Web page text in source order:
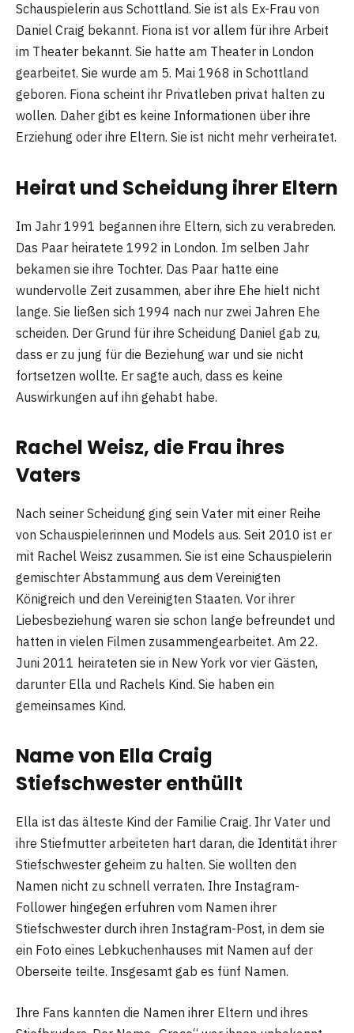
Schauspielerin aus Schottland. Sie ist als Ex-Frau von
Daniel Craig bekannt. Fiona ist vor allem für ihre Arbeit
im Theater bekannt. Sie hatte am Theater in London
gearbeitet. Sie wurde am 5. Mai 1968 in Schottland
geboren. Fiona scheint ihr Privatleben privat halten zu
wollen. Daher gibt es keine Informationen über ihre
Erziehung oder ihre Eltern. Sie ist nicht mehr verheiratet.
Heirat und Scheidung ihrer Eltern
Im Jahr 1991 begannen ihre Eltern, sich zu verabreden.
Das Paar heiratete 1992 in London. Im selben Jahr
bekamen sie ihre Tochter. Das Paar hatte eine
wundervolle Zeit zusammen, aber ihre Ehe hielt nicht
lange. Sie ließen sich 1994 nach nur zwei Jahren Ehe
scheiden. Der Grund für ihre Scheidung Daniel gab zu,
dass er zu jung für die Beziehung war und sie nicht
fortsetzen wollte. Er sagte auch, dass es keine
Auswirkungen auf ihn gehabt habe.
Rachel Weisz, die Frau ihres
Vaters
Nach seiner Scheidung ging sein Vater mit einer Reihe
von Schauspielerinnen und Models aus. Seit 2010 ist er
mit Rachel Weisz zusammen. Sie ist eine Schauspielerin
gemischter Abstammung aus dem Vereinigten
Königreich und den Vereinigten Staaten. Vor ihrer
Liebesbeziehung waren sie schon lange befreundet und
hatten in vielen Filmen zusammengearbeitet. Am 22.
Juni 2011 heirateten sie in New York vor vier Gästen,
darunter Ella und Rachels Kind. Sie haben ein
gemeinsames Kind.
Name von Ella Craig
Stiefschwester enthüllt
Ella ist das älteste Kind der Familie Craig. Ihr Vater und
ihre Stiefmutter arbeiteten hart daran, die Identität ihrer
Stiefschwester geheim zu halten. Sie wollten den
Namen nicht zu schnell verraten. Ihre Instagram-
Follower hingegen erfuhren vom Namen ihrer
Stiefschwester durch ihren Instagram-Post, in dem sie
ein Foto eines Lebkuchenhauses mit Namen auf der
Oberseite teilte. Insgesamt gab es fünf Namen.
Ihre Fans kannten die Namen ihrer Eltern und ihres